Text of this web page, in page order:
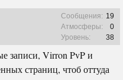
Сообщения: 19
Атмосферы:
0
Уровень:
38
записи, Virron PvP и
страниц, чтоб оттуда